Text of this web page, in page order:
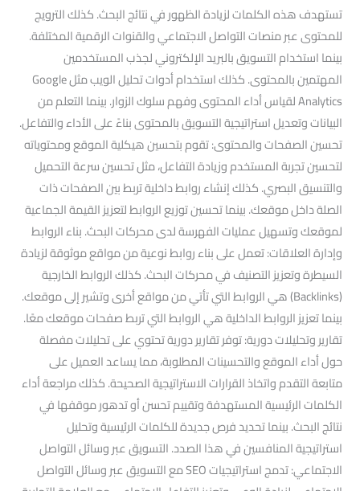
تستهدف هذه الكلمات لزيادة الظهور في نتائج البحث. كذلك الترويج
للمحتوى عبر منصات التواصل الاجتماعي والقنوات الرقمية المختلفة.
بينما استخدام التسويق بالبريد الإلكتروني لجذب المستخدمين
المهتمين بالمحتوى. كذلك استخدام أدوات تحليل الويب مثل Google
Analytics لقياس أداء المحتوى وفهم سلوك الزوار. بينما التعلم من
البيانات وتعديل استراتيجية التسويق بالمحتوى بناءً على الأداء والتفاعل.
تحسين الصفحات والمحتوى: تقوم بتحسين هيكلية الموقع ومحتوياته
لتحسين تجربة المستخدم وزيادة التفاعل، مثل تحسين سرعة التحميل
والتنسيق البصري. كذلك إنشاء روابط داخلية تربط بين الصفحات ذات
الصلة داخل موقعك. بينما تحسين توزيع الروابط لتعزيز القيمة الجماعية
لموقعك وتسهيل عمليات الفهرسة لدى محركات البحث. بناء الروابط
وإدارة العلاقات: تعمل على بناء روابط نوعية من مواقع موثوقة لزيادة
السيطرة وتعزيز التصنيف في محركات البحث. كذلك الروابط الخارجية
(Backlinks) هي الروابط التي تأتي من مواقع أخرى وتشير إلى موقعك.
بينما تعزيز الروابط الداخلية هي الروابط التي تربط صفحات موقعك معًا.
تقارير وتحليلات دورية: توفر تقارير دورية تحتوي على تحليلات مفصلة
حول أداء الموقع والتحسينات المطلوبة، مما يساعد العميل على
متابعة التقدم واتخاذ القرارات الاستراتيجية الصحيحة. كذلك مراجعة أداء
الكلمات الرئيسية المستهدفة وتقييم تحسن أو تدهور موقفها في
نتائج البحث. بينما تحديد فرص جديدة للكلمات الرئيسية وتحليل
استراتيجية المنافسين في هذا الصدد. التسويق عبر وسائل التواصل
الاجتماعي: تدمج استراتيجيات SEO مع التسويق عبر وسائل التواصل